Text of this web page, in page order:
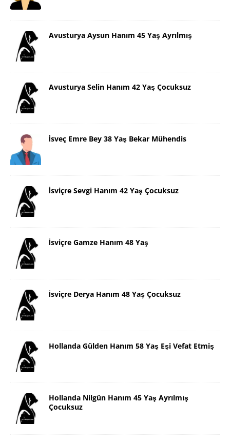
Avusturya Aysun Hanım 45 Yaş Ayrılmış
Avusturya Selin Hanım 42 Yaş Çocuksuz
İsveç Emre Bey 38 Yaş Bekar Mühendis
İsviçre Sevgi Hanım 42 Yaş Çocuksuz
İsviçre Gamze Hanım 48 Yaş
İsviçre Derya Hanım 48 Yaş Çocuksuz
Hollanda Gülden Hanım 58 Yaş Eşi Vefat Etmiş
Hollanda Nilgün Hanım 45 Yaş Ayrılmış
Çocuksuz